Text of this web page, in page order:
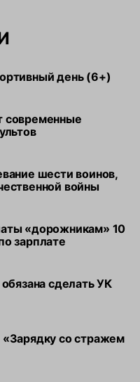
день (6+)
современные
шести воинов,
войны
«дорожникам» 10
зарплате
сделать УК
со стражем